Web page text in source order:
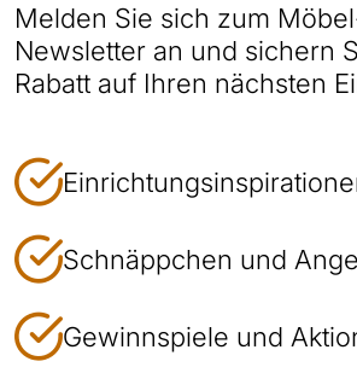
Melden Sie sich zum
Newsletter an und sichern
Rabatt auf Ihren nächsten
Schnäppchen und
Gewinnspiele und